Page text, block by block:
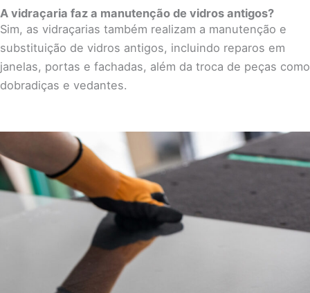
A vidraçaria faz a manutenção de vidros antigos?
Sim, as vidraçarias também realizam a manutenção e
substituição de vidros antigos, incluindo reparos em
janelas, portas e fachadas, além da troca de peças como
dobradiças e vedantes.